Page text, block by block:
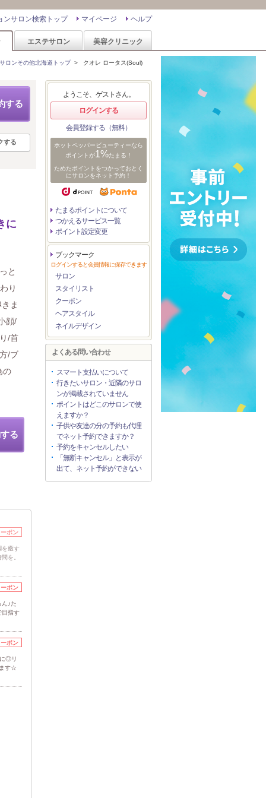
ヘルプ
マイページ
ンサロン検索トップ
エステサロン 美容クリニック
ロンその他北海道トップ> クオレ ロータス(Soul)
する
する
に
と
り
ま
顔/
/首
/ブ
の
る
ポン
を癒す
を。
ポン
♪た
目指す
ポン
◎リ
す☆
ようこそ、ゲストさん。
ログインする
会員登録する（無料）
ホットペッパービューティーなら
ポイントが1%たまる！
ためたポイントをつかっておとく
にサロンをネット予約！
たまるポイントについて
つかえるサービス一覧
ポイント設定変更
ブックマーク
ログインすると会員情報に保存できます
サロン
スタイリスト
クーポン
ヘアスタイル
ネイルデザイン
よくある問い合わせ
スマート支払いについて
行きたいサロン・近隣のサロ
ンが掲載されていません
ポイントはどこのサロンで使
えますか？
子供や友達の分の予約も代理
でネット予約できますか？
予約をキャンセルしたい
「無断キャンセル」と表示が
出て、ネット予約ができない